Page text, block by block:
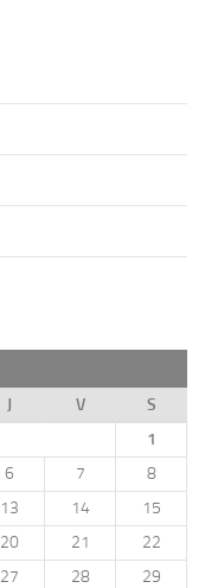
J V
S
1
6 7
8
13 14
15
20 21
22
27 28
29